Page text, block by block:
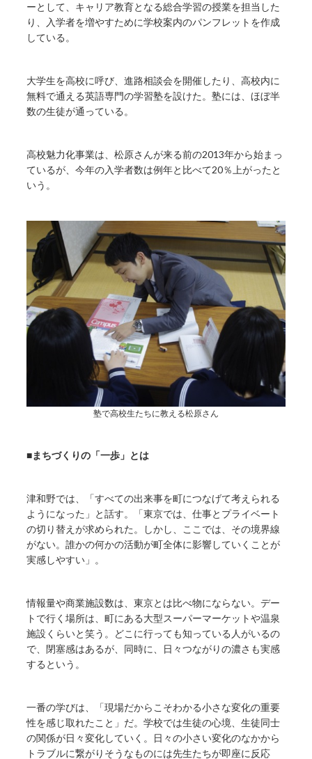
ーとして、キャリア教育となる総合学習の授業を担当した
り、入学者を増やすために学校案内のパンフレットを作成
している。
大学生を高校に呼び、進路相談会を開催したり、高校内に
無料で通える英語専門の学習塾を設けた。塾には、ほぼ半
数の生徒が通っている。
高校魅力化事業は、松原さんが来る前の2013年から始まっ
ているが、今年の入学者数は例年と比べて20％上がったと
いう。
塾で高校生たちに教える松原さん
■まちづくりの「一歩」とは
津和野では、「すべての出来事を町につなげて考えられる
ようになった」と話す。「東京では、仕事とプライベート
の切り替えが求められた。しかし、ここでは、その境界線
がない。誰かの何かの活動が町全体に影響していくことが
実感しやすい」。
情報量や商業施設数は、東京とは比べ物にならない。デー
トで行く場所は、町にある大型スーパーマーケットや温泉
施設くらいと笑う。どこに行っても知っている人がいるの
で、閉塞感はあるが、同時に、日々つながりの濃さも実感
するという。
一番の学びは、「現場だからこそわかる小さな変化の重要
性を感じ取れたこと」だ。学校では生徒の心境、生徒同士
の関係が日々変化していく。日々の小さい変化のなかから
トラブルに繋がりそうなものには先生たちが即座に反応